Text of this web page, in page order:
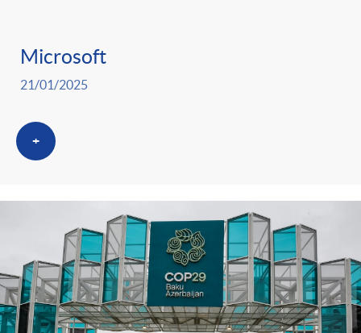
Microsoft
21/01/2025
+